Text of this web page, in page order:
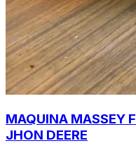
MAQUINA MASSEY
JHON DEERE